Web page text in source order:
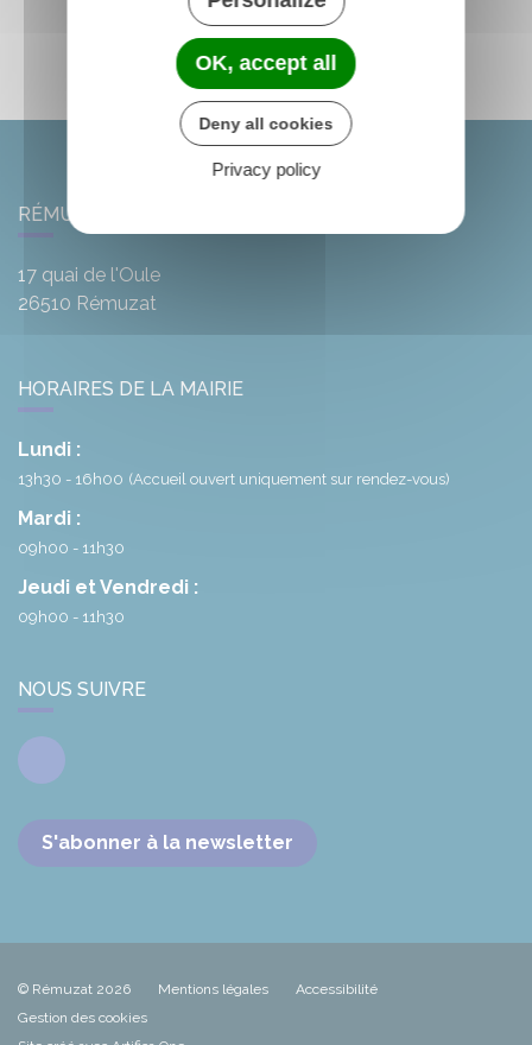
RÉMUZAT
17 quai de l'Oule
26510 Rémuzat
HORAIRES DE LA MAIRIE
Lundi :
13h30 - 16h00 (Accueil ouvert uniquement sur rendez-vous)
Mardi :
09h00 - 11h30
Jeudi et Vendredi :
09h00 - 11h30
NOUS SUIVRE
Facebook
S'abonner à la newsletter
© Rémuzat 2026 Mentions légales
Accessibilité
Gestion des cookies
OK, accept all
Deny all cookies
Privacy policy